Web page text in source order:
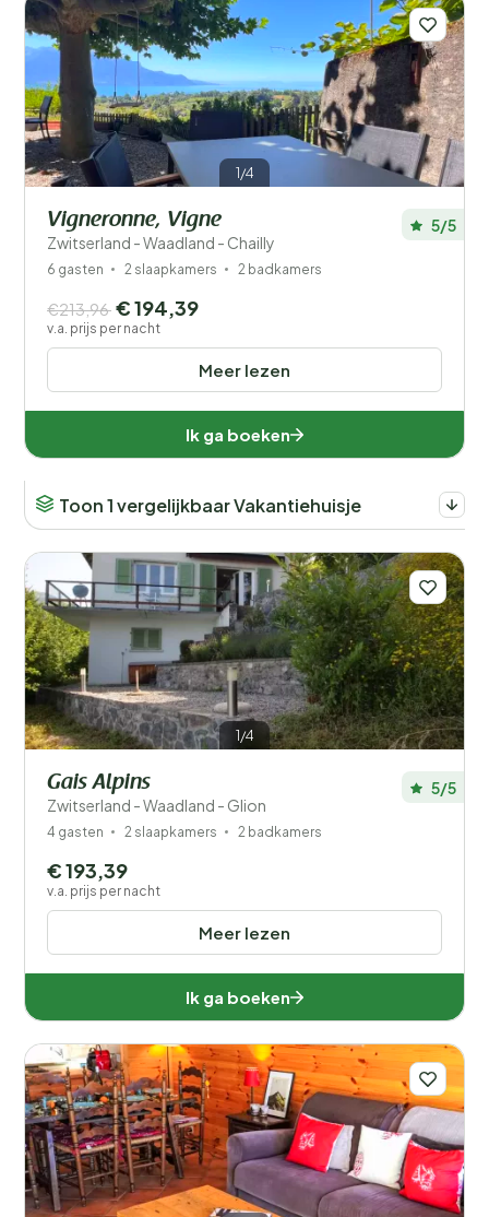
1/4
Vigneronne, Vigne
Zwitserland - Waadland - Chailly
5/5
6 gasten 2 slaapkamers 2 badkamers
Meer lezen
€213,96 € 194,39
v.a. prijs per nacht
Ik ga boeken
Toon 1 vergelijkbaar Vakantiehuisje
1/4
Gais Alpins
Zwitserland - Waadland - Glion
5/5
4 gasten 2 slaapkamers 2 badkamers
Meer lezen
€ 193,39
v.a. prijs per nacht
Ik ga boeken